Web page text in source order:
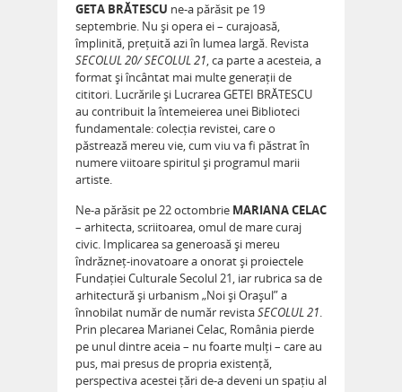
GETA BRĂTESCU ne-a părăsit pe 19
septembrie. Nu și opera ei – curajoasă,
împlinită, prețuită azi în lumea largă. Revista
SECOLUL 20/ SECOLUL 21, ca parte a acesteia, a
format și încântat mai multe generații de
cititori. Lucrările și Lucrarea GETEI BRĂTESCU
au contribuit la întemeierea unei Biblioteci
fundamentale: colecția revistei, care o
păstrează mereu vie, cum viu va fi păstrat în
numere viitoare spiritul și programul marii
artiste.
Ne-a părăsit pe 22 octombrie MARIANA CELAC
– arhitecta, scriitoarea, omul de mare curaj
civic. Implicarea sa generoasă și mereu
îndrăzneț-inovatoare a onorat și proiectele
Fundației Culturale Secolul 21, iar rubrica sa de
arhitectură și urbanism „Noi și Orașul” a
înnobilat număr de număr revistaSECOLUL 21.
Prin plecarea Marianei Celac, România pierde
pe unul dintre aceia – nu foarte mulți – care au
pus, mai presus de propria existență,
perspectiva acestei țări de-a deveni un spațiu al